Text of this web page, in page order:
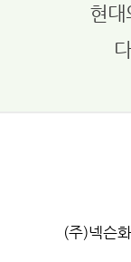
현대
(주)넥슨